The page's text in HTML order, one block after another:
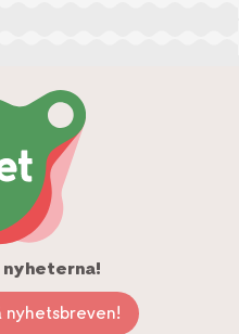
nyheterna!
nyhetsbreven!